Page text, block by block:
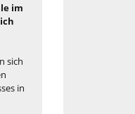
im
sich
in